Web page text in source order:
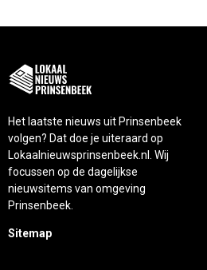
Het laatste nieuws uit Prinsenbeek
volgen? Dat doe je uiteraard op
Lokaalnieuwsprinsenbeek.nl. Wij
focussen op de dagelijkse
nieuwsitems van omgeving
Prinsenbeek.
Sitemap